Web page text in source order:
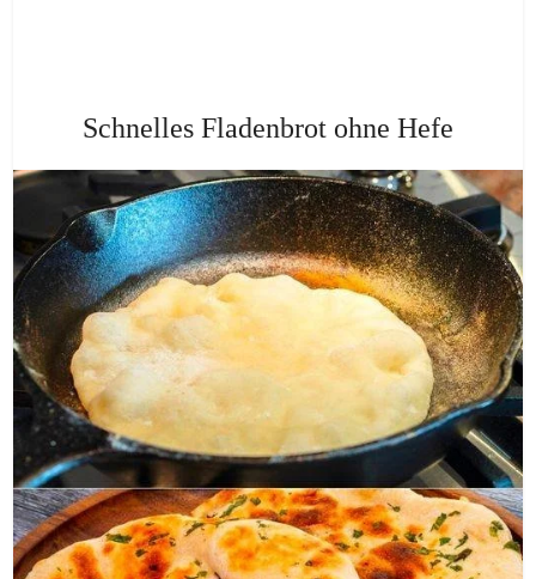
Schnelles Fladenbrot ohne Hefe